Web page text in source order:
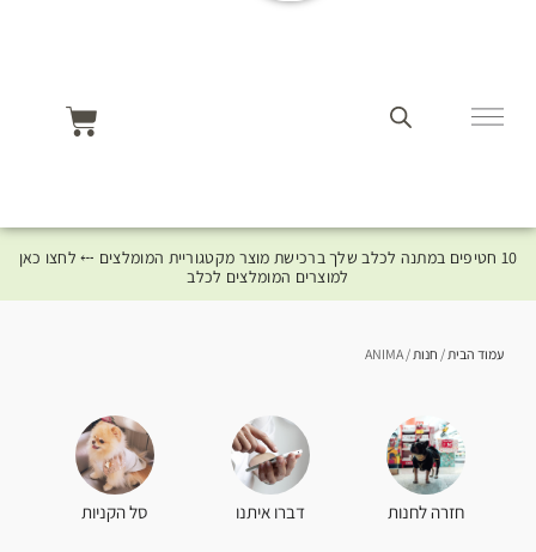
10 חטיפים במתנה לכלב שלך ברכישת מוצר מקטגוריית המומלצים ⤎ לחצו כאן
למוצרים המומלצים לכלב
עמוד הבית/ חנות/ ANIMA
חזרה לחנות דברו איתנו סל הקניות